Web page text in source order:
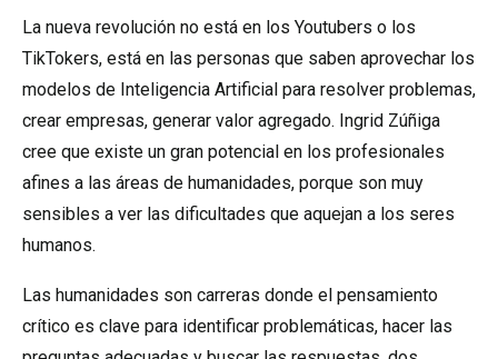
La nueva revolución no está en los Youtubers o los
TikTokers, está en las personas que saben aprovechar los
modelos de Inteligencia Artificial para resolver problemas,
crear empresas, generar valor agregado. Ingrid Zúñiga
cree que existe un gran potencial en los profesionales
afines a las áreas de humanidades, porque son muy
sensibles a ver las dificultades que aquejan a los seres
humanos.
Las humanidades son carreras donde el pensamiento
crítico es clave para identificar problemáticas, hacer las